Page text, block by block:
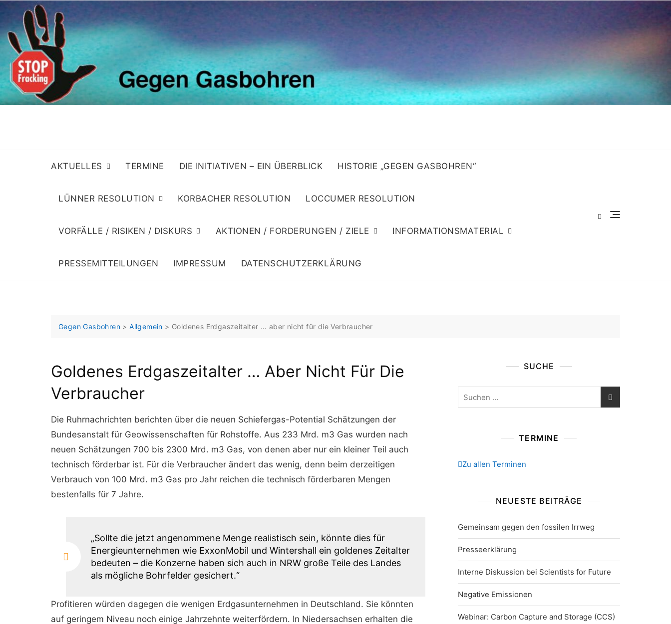
content
AKTUELLES TERMINE DIE INITIATIVEN – EIN ÜBERBLICK HISTORIE „GEGEN GASBOHREN“
LÜNNER RESOLUTION KORBACHER RESOLUTION LOCCUMER RESOLUTION
VORFÄLLE / RISIKEN / DISKURS AKTIONEN / FORDERUNGEN / ZIELE INFORMATIONSMATERIAL
PRESSEMITTEILUNGEN IMPRESSUM DATENSCHUTZERKLÄRUNG
Gegen Gasbohren >Allgemein > Goldenes Erdgaszeitalter … aber nicht für die Verbraucher
Goldenes Erdgaszeitalter … Aber Nicht Für Die
Verbraucher
Die Ruhrnachrichten berichten über die neuen Schiefergas-Potential Schätzungen der
Bundesanstalt für Geowissenschaften für Rohstoffe. Aus 233 Mrd. m3 Gas wurden nach
neuen Schätzungen 700 bis 2300 Mrd. m3 Gas, von denen aber nur ein kleiner Teil auch
technisch förderbar ist. Für die Verbraucher ändert das wenig, denn beim derzeitigen
Verbrauch von 100 Mrd. m3 Gas pro Jahr reichen die technisch förderbaren Mengen
bestenfalls für 7 Jahre.
„Sollte die jetzt angenommene Menge realistisch sein, könnte dies für
Energieunternehmen wie ExxonMobil und Wintershall ein goldenes Zeitalter
bedeuten – die Konzerne haben sich auch in NRW große Teile des Landes
als mögliche Bohrfelder gesichert.“
Profitieren würden dagegen die wenigen Erdgasunternehmen in Deutschland. Sie könnten
auf geringem Niveau noch einige Jahrzehnte weiterfördern. In Niedersachsen erhalten die
SUCHE
TERMINE
Zu allen Terminen
NEUESTE BEITRÄGE
Gemeinsam gegen den fossilen Irrweg
Presseerklärung
Interne Diskussion bei Scientists for Future
Negative Emissionen
Webinar: Carbon Capture and Storage (CCS)